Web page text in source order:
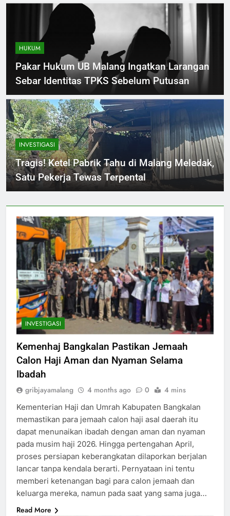
HUKUM
Pakar Hukum UB Malang Ingatkan Larangan
Sebar Identitas TPKS Sebelum Putusan
INVESTIGASI
Tragis! Ketel Pabrik Tahu di Malang Meledak,
Satu Pekerja Tewas Terpental
INVESTIGASI
Kemenhaj Bangkalan Pastikan Jemaah
Calon Haji Aman dan Nyaman Selama
Ibadah
gribjayamalang 4 months ago 0 4 mins
Kementerian Haji dan Umrah Kabupaten Bangkalan
memastikan para jemaah calon haji asal daerah itu
dapat menunaikan ibadah dengan aman dan nyaman
pada musim haji 2026. Hingga pertengahan April,
proses persiapan keberangkatan dilaporkan berjalan
lancar tanpa kendala berarti. Pernyataan ini tentu
memberi ketenangan bagi para calon jemaah dan
keluarga mereka, namun pada saat yang sama juga…
Read More